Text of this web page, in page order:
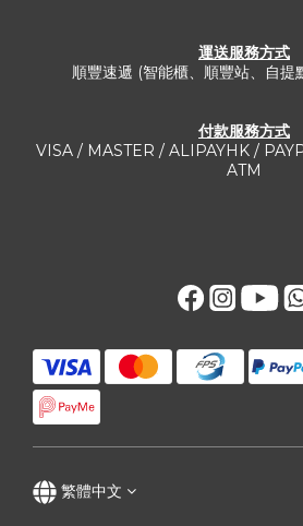
運送服務方式​
順豐速遞 (智能櫃、順豐站、自
付款服務方式
VISA / MASTER / ALIPAYHK /
ATM
繁體中文